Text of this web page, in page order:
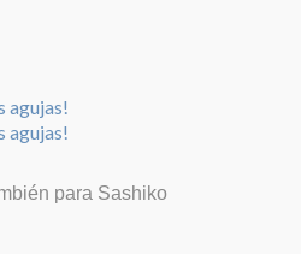
para Sashiko